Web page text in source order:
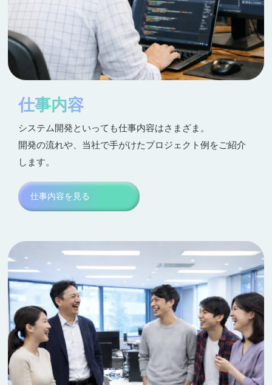
仕事内容
システム開発といっても仕事内容はさまざま。
開発の流れや、当社で手がけたプロジェクト例をご紹介
します。
仕事内容を見る